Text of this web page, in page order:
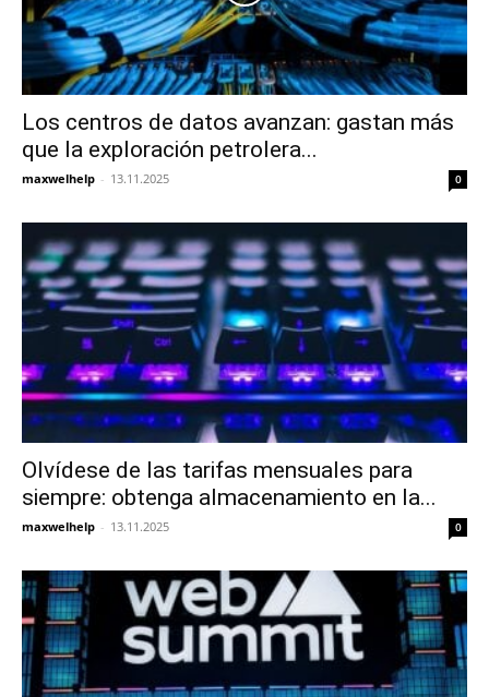
Los centros de datos avanzan: gastan más
que la exploración petrolera...
maxwelhelp - 13.11.2025 0
Olvídese de las tarifas mensuales para
siempre: obtenga almacenamiento en la...
maxwelhelp - 13.11.2025 0